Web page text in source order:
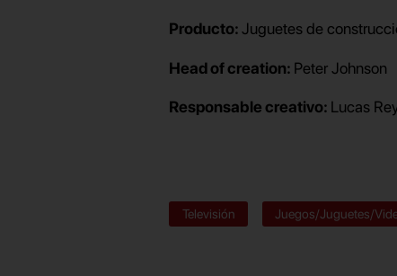
Producto:Juguetes de
Head of creation: Peter Johnson
Responsable creativo: Lucas
Televisión Juegos/Juguetes/